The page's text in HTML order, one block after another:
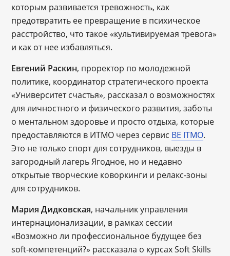
которым развивается тревожность, как
предотвратить ее превращение в психическое
расстройство, что такое «культивируемая тревога»
и как от нее избавляться.
Евгений Раскин, проректор по молодежной
политике, координатор стратегического проекта
«Университет счастья», рассказал о возможностях
для личностного и физического развития, заботы
о ментальном здоровье и просто отдыха, которые
предоставляются в ИТМО через сервис BE ITMO.
Это не только спорт для сотрудников, выезды в
загородный лагерь Ягодное, но и недавно
открытые творческие коворкинги и релакс-зоны
для сотрудников.
Мария Дидковская, начальник управления
интернационализации, в рамках сессии
«Возможно ли профессиональное будущее без
soft-компетенций?» рассказала о курсах Soft Skills